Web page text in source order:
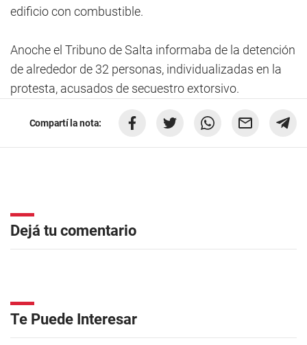
edificio con combustible.
Anoche el Tribuno de Salta informaba de la detención
de alrededor de 32 personas, individualizadas en la
protesta, acusados de secuestro extorsivo.
Compartí la nota:
Dejá tu comentario
Te Puede Interesar